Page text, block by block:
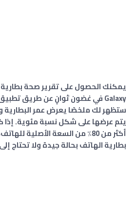
ستظهر لك ملخصًا يعرض عمر البطارية
يتم عرضها على شكل نسبة مئوية. إذا
أكثر من 80٪ من السعة الأصلية
بطارية الهاتف بحالة جيدة ولا تحتاج